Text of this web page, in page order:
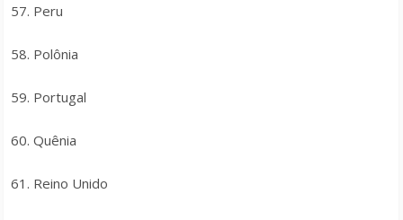
57. Peru
58. Polônia
59. Portugal
60. Quênia
61. Reino Unido